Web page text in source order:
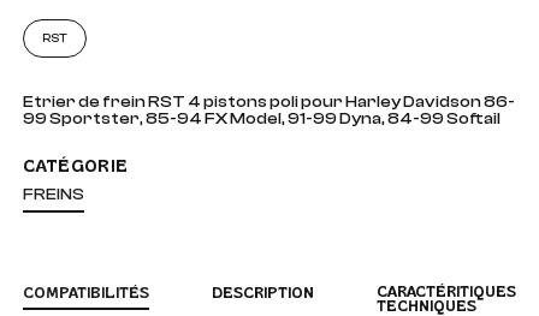
RST
Etrier de frein RST 4 pistons poli pour Harley Davidson 86-
99 Sportster, 85-94 FX Model, 91-99 Dyna, 84-99 Softail
CATÉGORIE
FREINS
COMPATIBILITÉS DESCRIPTION
CARACTÉRITIQUES
TECHNIQUES